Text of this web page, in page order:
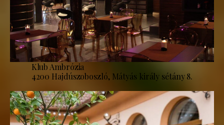
Klub Ambrózia
4200 Hajdúszoboszló, Mátyás király sétány 8.